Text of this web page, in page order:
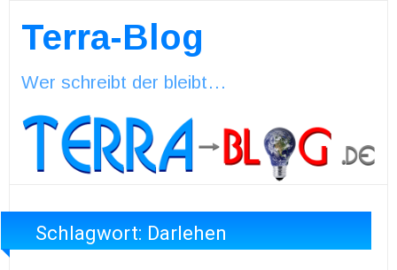
Terra-Blog
Wer schreibt der bleibt…
Schlagwort: Darlehen